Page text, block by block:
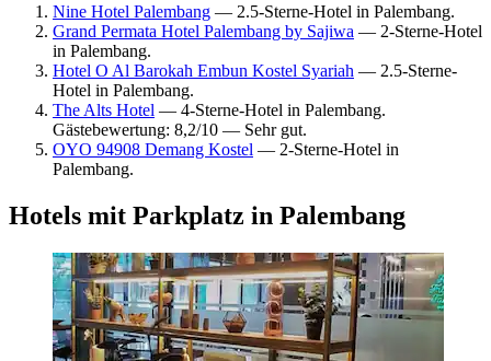
Nine Hotel Palembang — 2.5-Sterne-Hotel in Palembang.
Grand Permata Hotel Palembang by Sajiwa — 2-Sterne-Hotel
in Palembang.
Hotel O Al Barokah Embun Kostel Syariah — 2.5-Sterne-
Hotel in Palembang.
The Alts Hotel — 4-Sterne-Hotel in Palembang.
Gästebewertung: 8,2/10 — Sehr gut.
OYO 94908 Demang Kostel — 2-Sterne-Hotel in
Palembang.
Hotels mit Parkplatz in Palembang